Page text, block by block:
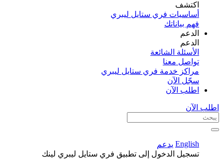
اكتشف​
أساسيات فري ستايل ليبري
فهم بياناتك
الدعم
الدعم
الأسئلة الشائعة
تواصل معنا
مراكز خدمة فري ستايل ليبري
سجّل الآن​
اطلب الآن
اطلب الآن
English يدعم
تسجيل الدخول إلى تطبيق فري ستايل ليبري لينك